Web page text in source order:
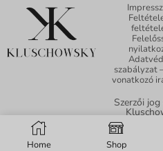
szabályzat
vonatkozó
Szerzői
Jewelry.
Home Shop